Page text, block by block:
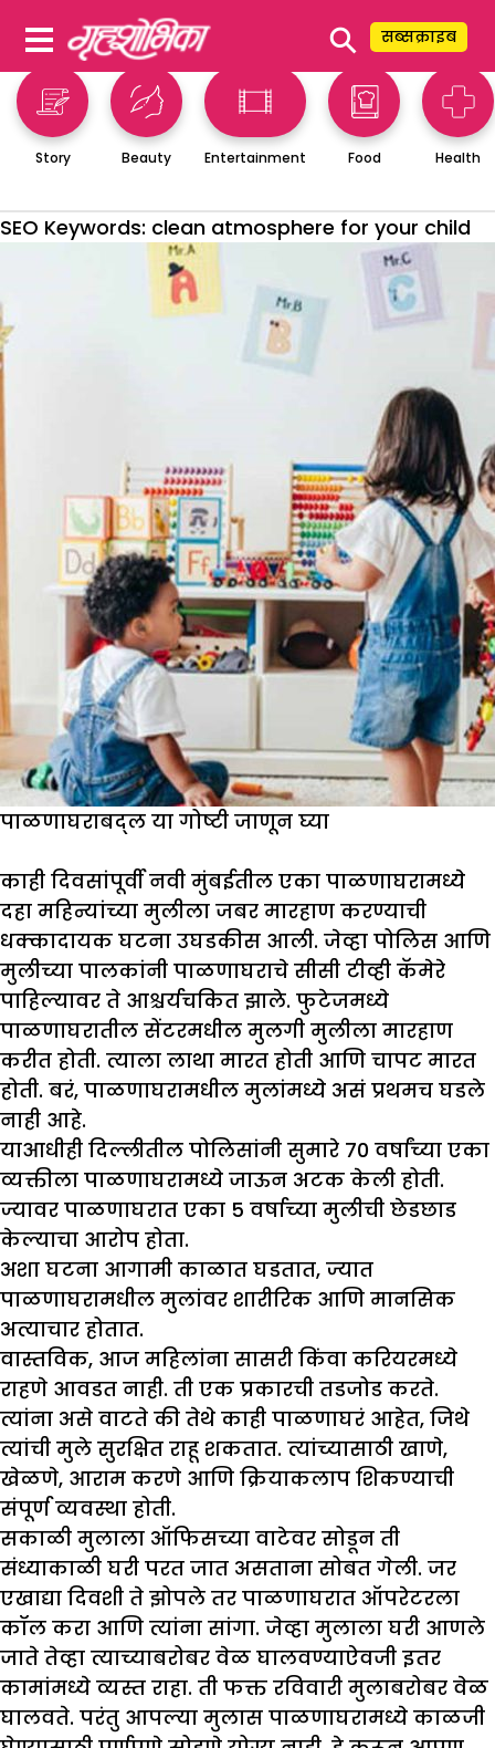
⚲ सब्सक्राइब
Story Beauty Entertainment Food Health
SEO Keywords: clean atmosphere for your child
पाळणाघराबद्ल या गोष्टी जाणून घ्या
काही दिवसांपूर्वी नवी मुंबईतील एका पाळणाघरामध्ये
दहा महिन्यांच्या मुलीला जबर मारहाण करण्याची
धक्कादायक घटना उघडकीस आली. जेव्हा पोलिस आणि
मुलीच्या पालकांनी पाळणाघराचे सीसी टीव्ही कॅमेरे
पाहिल्यावर ते आश्चर्यचकित झाले. फुटेजमध्ये
पाळणाघरातील सेंटरमधील मुलगी मुलीला मारहाण
करीत होती. त्याला लाथा मारत होती आणि चापट मारत
होती. बरं, पाळणाघरामधील मुलांमध्ये असं प्रथमच घडले
नाही आहे.
याआधीही दिल्लीतील पोलिसांनी सुमारे 70 वर्षांच्या एका
व्यक्तीला पाळणाघरामध्ये जाऊन अटक केली होती.
ज्यावर पाळणाघरात एका 5 वर्षाच्या मुलीची छेडछाड
केल्याचा आरोप होता.
अशा घटना आगामी काळात घडतात, ज्यात
पाळणाघरामधील मुलांवर शारीरिक आणि मानसिक
अत्याचार होतात.
वास्तविक, आज महिलांना सासरी किंवा करियरमध्ये
राहणे आवडत नाही. ती एक प्रकारची तडजोड करते.
त्यांना असे वाटते की तेथे काही पाळणाघरं आहेत, जिथे
त्यांची मुले सुरक्षित राहू शकतात. त्यांच्यासाठी खाणे,
खेळणे, आराम करणे आणि क्रियाकलाप शिकण्याची
संपूर्ण व्यवस्था होती.
सकाळी मुलाला ऑफिसच्या वाटेवर सोडून ती
संध्याकाळी घरी परत जात असताना सोबत गेली. जर
एखाद्या दिवशी ते झोपले तर पाळणाघरात ऑपरेटरला
कॉल करा आणि त्यांना सांगा. जेव्हा मुलाला घरी आणले
जाते तेव्हा त्याच्याबरोबर वेळ घालवण्याऐवजी इतर
कामांमध्ये व्यस्त राहा. ती फक्त रविवारी मुलाबरोबर वेळ
घालवते. परंतु आपल्या मुलास पाळणाघरामध्ये काळजी